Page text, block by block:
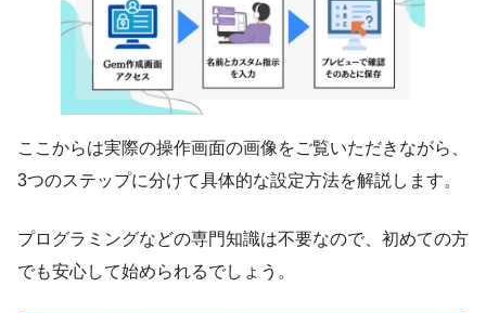
ここからは実際の操作画面の画像をご覧いただきながら、
3つのステップに分けて具体的な設定方法を解説します。
プログラミングなどの専門知識は不要なので、初めての方
でも安心して始められるでしょう。